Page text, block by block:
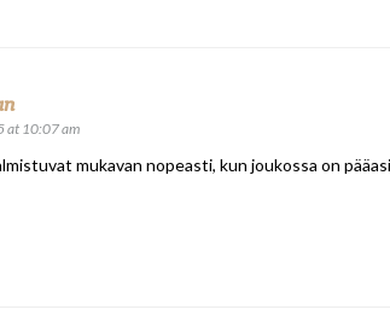
at 10:07 am
mukavan nopeasti, kun joukossa on